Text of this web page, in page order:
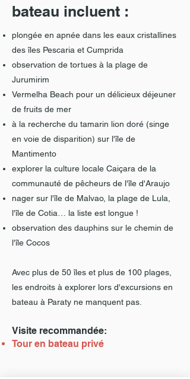
bateau incluent :
plongée en apnée dans les eaux cristallines
des îles Pescaria et Cumprida
observation de tortues à la plage de
Jurumirim
Vermelha Beach pour un délicieux déjeuner
de fruits de mer
à la recherche du tamarin lion doré (singe
en voie de disparition) sur l'île de
Mantimento
explorer la culture locale Caiçara de la
communauté de pêcheurs de l'île d'Araujo
nager sur l'île de Malvao, la plage de Lula,
l'île de Cotia… la liste est longue !
observation des dauphins sur le chemin de
l'île Cocos
Avec plus de 50 îles et plus de 100 plages,
les endroits à explorer lors d'excursions en
bateau à Paraty ne manquent pas.
Visite recommandée:
Tour en bateau privé